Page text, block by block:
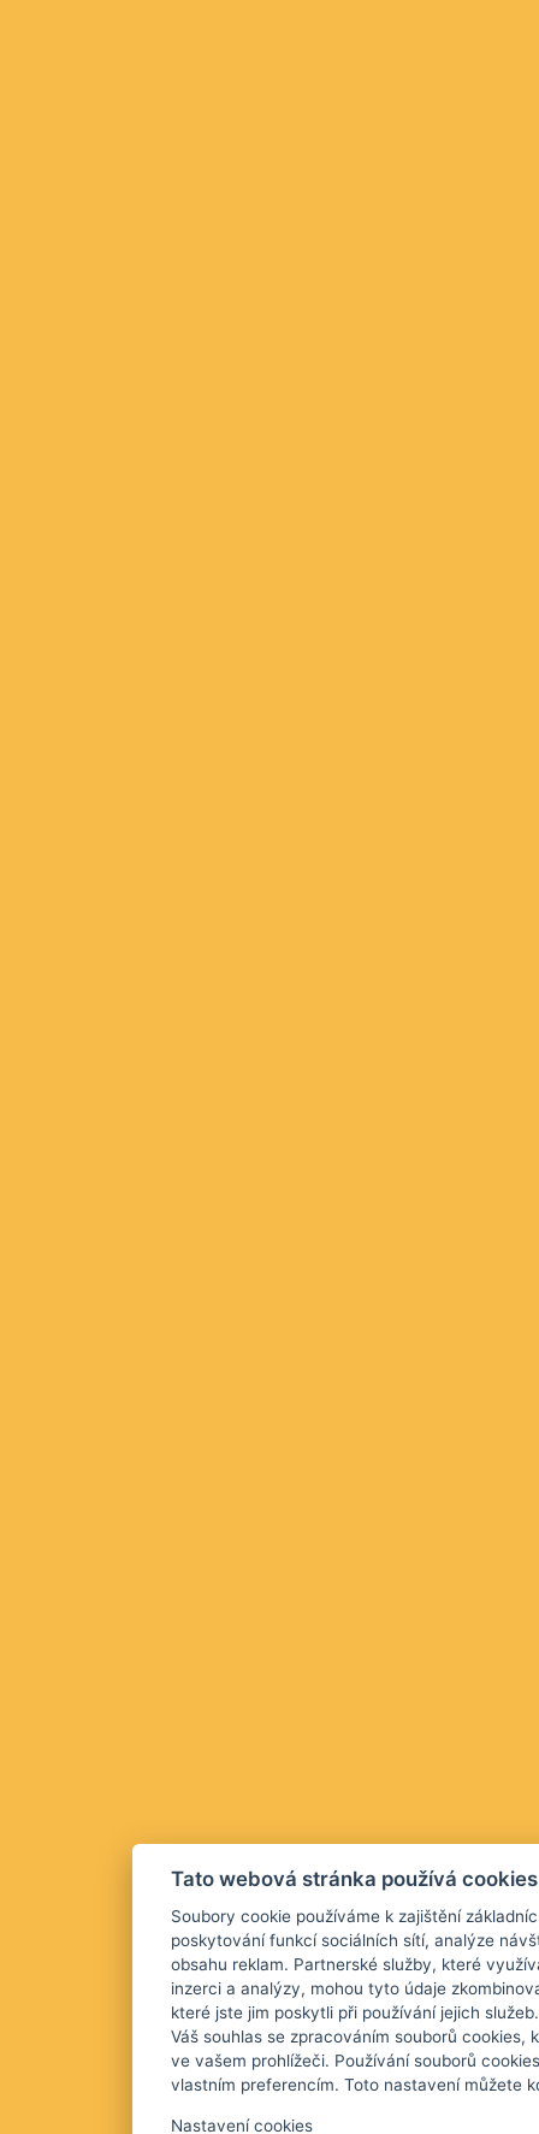
Tato webová stránka používá cookies
Soubory cookie používáme k zajištění
poskytování funkcí sociálních sítí, analýze
obsahu reklam. Partnerské služby, které
inzerci a analýzy, mohou tyto údaje
které jste jim poskytli při používání jejich
Váš souhlas se zpracováním souborů cookies,
ve vašem prohlížeči. Používání souborů
vlastním preferencím. Toto nastavení můžete
Nastavení cookies